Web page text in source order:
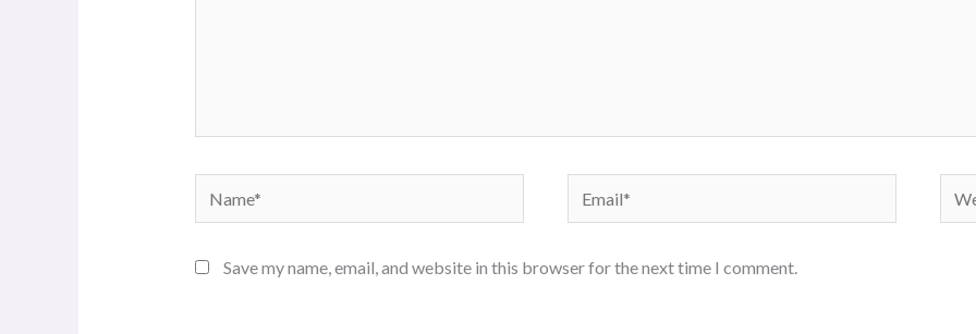
Name* Email*
Save my name, email, and website in this browser for the next time I comment.